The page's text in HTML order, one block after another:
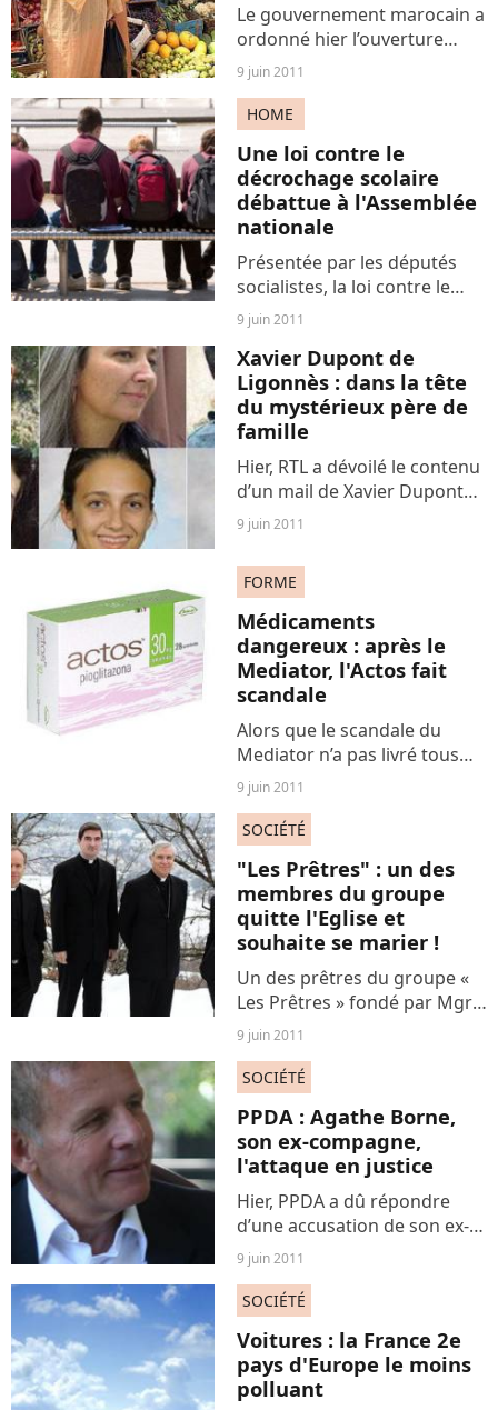
Le gouvernement marocain a
ordonné hier l’ouverture
d’une enquête suite aux
propos de Luc Ferry sur un
ex-ministre pédophile.
L’association marocaine «
Touche pas à mon enfant »
a...
9 juin 2011
HOME
Une loi contre le
décrochage scolaire
débattue à l'Assemblée
nationale
Présentée par les députés
socialistes, la loi contre le
décrochage scolaire propose
de nombreuses mesures
dont les grandes lignes ont
été dévoilées hier par les
députés Yves Durand,...
9 juin 2011
Xavier Dupont de
Ligonnès : dans la tête
du mystérieux père de
famille
Hier, RTL a dévoilé le contenu
d’un mail de Xavier Dupont
de Ligonnès envoyé à sa
maitresse en janvier 2010.
9 juin 2011
FORME
Médicaments
dangereux : après le
Mediator, l'Actos fait
scandale
Alors que le scandale du
Mediator n’a pas livré tous
ses secrets, une autre affaire
sanitaire pourrait lui voler la
vedette. Soupçonné de
provoquer des cancers de la
vessie, c’est...
9 juin 2011
SOCIÉTÉ
"Les Prêtres" : un des
membres du groupe
quitte l'Eglise et
souhaite se marier !
Un des prêtres du groupe «
Les Prêtres » fondé par Mgr
Di Falco, a annoncé qu’il
souhaitait se marier et
fonder une famille ! Le
chanteur Joseph Dinh
Nguyen quitte donc le
groupe crée...
9 juin 2011
SOCIÉTÉ
PPDA : Agathe Borne,
son ex-compagne,
l'attaque en justice
Hier, PPDA a dû répondre
d’une accusation de son ex-
compagne, Agathe Borne,
pour contrefaçon et atteinte
à l'intimité de la vie privée
suite à la publication de son
roman "Fragments...
9 juin 2011
SOCIÉTÉ
Voitures : la France 2e
pays d'Europe le moins
polluant